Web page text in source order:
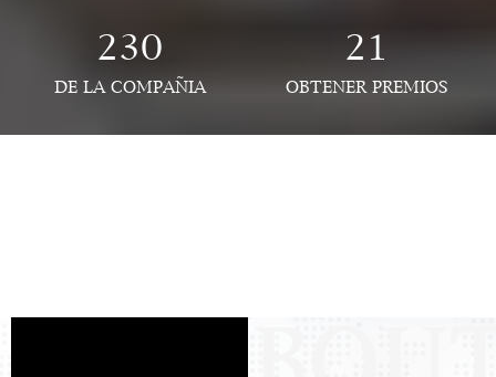
230
DE LA COMPAÑIA
21
OBTENER PREMIOS